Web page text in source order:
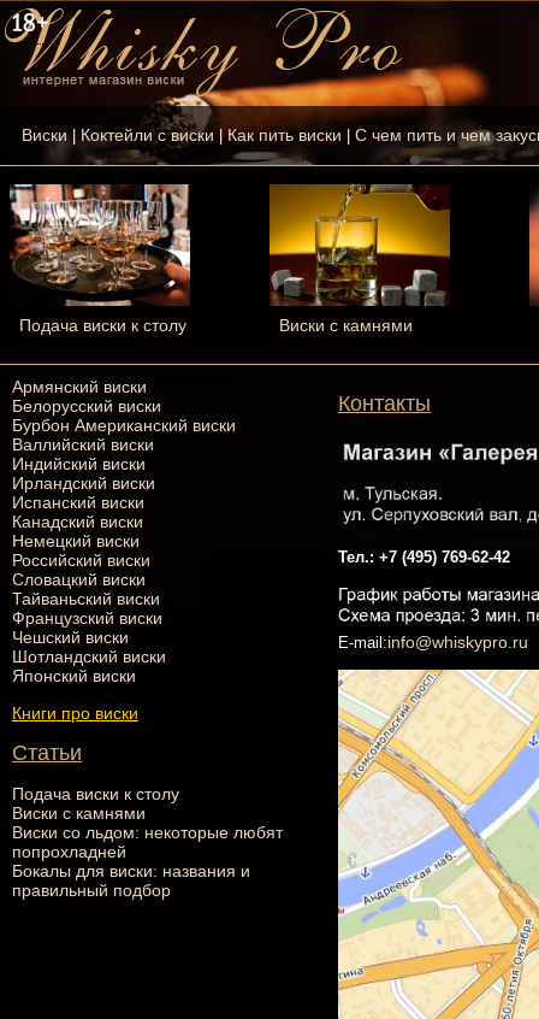
Виски| Коктейли с виски |Как пить виски С чем пить и чем
Подача виски к столу Виски с камнями
Армянский виски
Белорусский виски
Бурбон Американский виски
Валлийский виски
Индийский виски
Ирландский виски
Испанский виски
Канадский виски
Немецкий виски
Российский виски
Словацкий виски
Тайваньский виски
Французский виски
Чешский виски
Шотландский виски
Японский виски
Книги про виски
Статьи
Подача виски к столу
Виски с камнями
Виски со льдом: некоторые любят
попрохладней
Бокалы для виски: названия и
правильный подбор
Контакты
Тел.: +7 (495) 769-62-42
E-mail:info@whiskypro.ru